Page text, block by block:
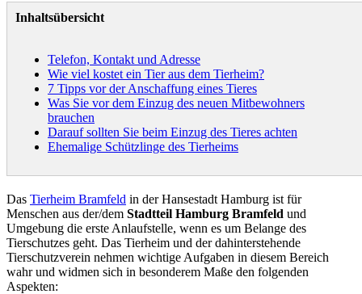
Inhaltsübersicht
Telefon, Kontakt und Adresse
Wie viel kostet ein Tier aus dem Tierheim?
7 Tipps vor der Anschaffung eines Tieres
Was Sie vor dem Einzug des neuen Mitbewohners
brauchen
Darauf sollten Sie beim Einzug des Tieres achten
Ehemalige Schützlinge des Tierheims
Das Tierheim Bramfeld in der Hansestadt Hamburg ist für
Menschen aus der/dem Stadtteil Hamburg Bramfeld und
Umgebung die erste Anlaufstelle, wenn es um Belange des
Tierschutzes geht. Das Tierheim und der dahinterstehende
Tierschutzverein nehmen wichtige Aufgaben in diesem Bereich
wahr und widmen sich in besonderem Maße den folgenden
Aspekten: